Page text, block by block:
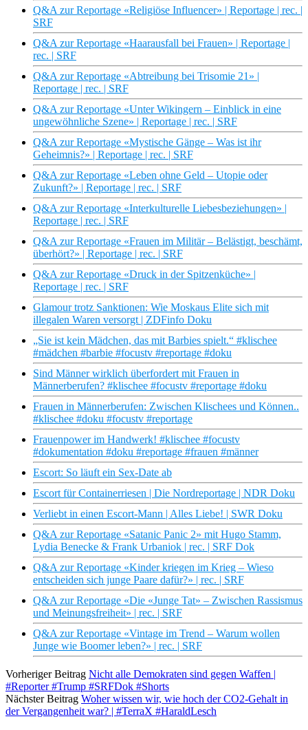
Q&A zur Reportage «Religiöse Influencer» | Reportage | rec. |
SRF
Q&A zur Reportage «Haarausfall bei Frauen» | Reportage |
rec. | SRF
Q&A zur Reportage «Abtreibung bei Trisomie 21» |
Reportage | rec. | SRF
Q&A zur Reportage «Unter Wikingern – Einblick in eine
ungewöhnliche Szene» | Reportage | rec. | SRF
Q&A zur Reportage «Mystische Gänge – Was ist ihr
Geheimnis?» | Reportage | rec. | SRF
Q&A zur Reportage «Leben ohne Geld – Utopie oder
Zukunft?» | Reportage | rec. | SRF
Q&A zur Reportage «Interkulturelle Liebesbeziehungen» |
Reportage | rec. | SRF
Q&A zur Reportage «Frauen im Militär – Belästigt, beschämt,
überhört?» | Reportage | rec. | SRF
Q&A zur Reportage «Druck in der Spitzenküche» |
Reportage | rec. | SRF
Glamour trotz Sanktionen: Wie Moskaus Elite sich mit
illegalen Waren versorgt | ZDFinfo Doku
„Sie ist kein Mädchen, das mit Barbies spielt.“ #klischee
#mädchen #barbie #focustv #reportage #doku
Sind Männer wirklich überfordert mit Frauen in
Männerberufen? #klischee #focustv #reportage #doku
Frauen in Männerberufen: Zwischen Klischees und Können..
#klischee #doku #focustv #reportage
Frauenpower im Handwerk! #klischee #focustv
#dokumentation #doku #reportage #frauen #männer
Escort: So läuft ein Sex-Date ab
Escort für Containerriesen | Die Nordreportage | NDR Doku
Verliebt in einen Escort-Mann | Alles Liebe! | SWR Doku
Q&A zur Reportage «Satanic Panic 2» mit Hugo Stamm,
Lydia Benecke & Frank Urbaniok | rec. | SRF Dok
Q&A zur Reportage «Kinder kriegen im Krieg – Wieso
entscheiden sich junge Paare dafür?» | rec. | SRF
Q&A zur Reportage «Die «Junge Tat» – Zwischen Rassismus
und Meinungsfreiheit» | rec. | SRF
Q&A zur Reportage «Vintage im Trend – Warum wollen
Junge wie Boomer leben?» | rec. | SRF
Vorheriger Beitrag Nicht alle Demokraten sind gegen Waffen |
#Reporter #Trump #SRFDok #Shorts
Nächster Beitrag Woher wissen wir, wie hoch der CO2-Gehalt in
der Vergangenheit war? | #TerraX #HaraldLesch